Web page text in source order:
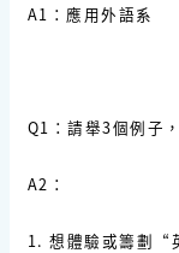
A1：應用外語系
Q1：請舉3個例子
A2：
1. 想體驗或籌劃“